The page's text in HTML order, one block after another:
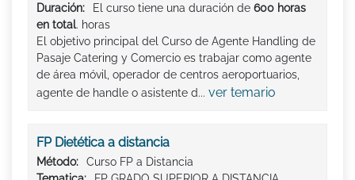
Duración:
El curso tiene una duración de 600 horas
en total. horas
El objetivo principal del Curso de Agente Handling de
Pasaje Catering y Comercio es trabajar como agente
de área móvil, operador de centros aeroportuarios,
agente de handle o asistente d... ver temario
FP Dietética a distancia
Método:
Curso FP a Distancia